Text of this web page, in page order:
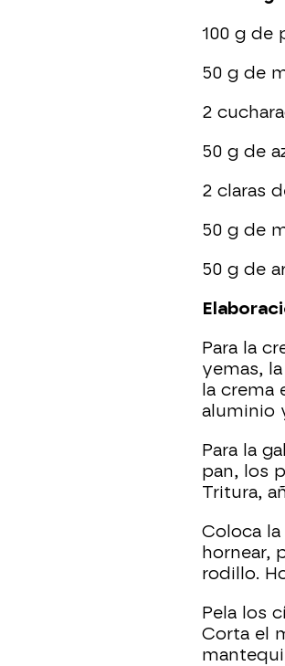
100 g de
50 g de
2
50 g de
2 claras
50 g de
50 g de
Para la
yemas,
la crema
aluminio
Para la
pan, los
Tritura,
Coloca
hornear,
rodillo.
Pela los
Corta el